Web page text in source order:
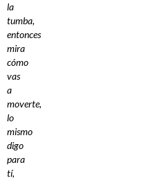
la
tumba,
entonces
mira
cómo
vas
a
moverte,
lo
mismo
digo
para
tí,